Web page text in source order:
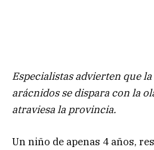
Especialistas advierten que
arácnidos se dispara con la
atraviesa la provincia.
Un niño de apenas 4 años,